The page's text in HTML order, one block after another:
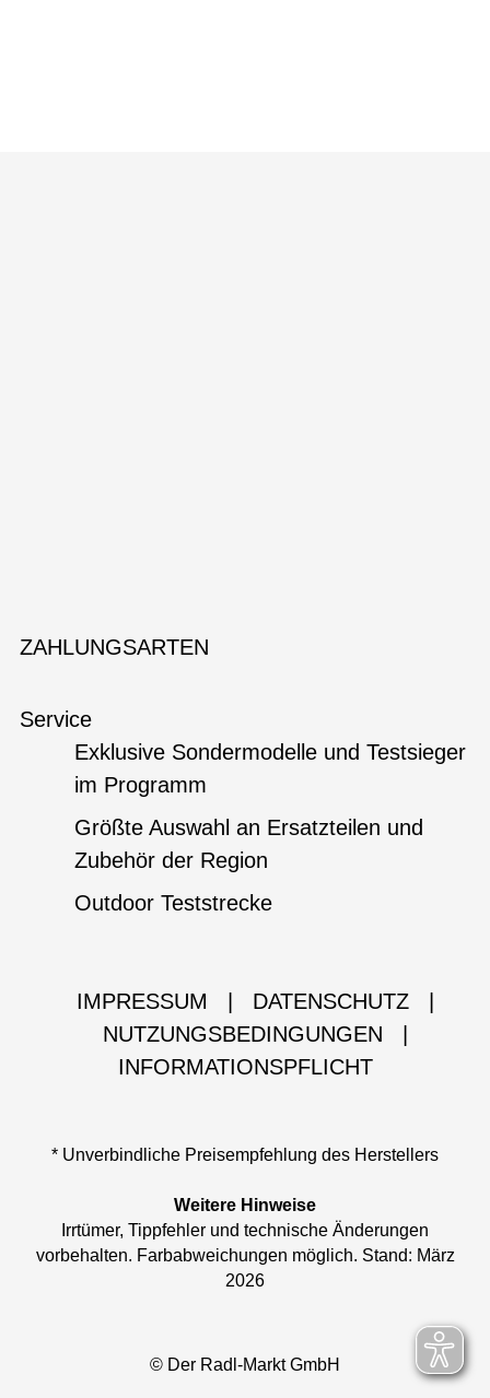
ZAHLUNGSARTEN
Service
Exklusive Sondermodelle und Testsieger
im Programm
Größte Auswahl an Ersatzteilen und
Zubehör der Region
Outdoor Teststrecke
IMPRESSUM DATENSCHUTZ
NUTZUNGSBEDINGUNGEN
INFORMATIONSPFLICHT
* Unverbindliche Preisempfehlung des Herstellers
Weitere Hinweise
Irrtümer, Tippfehler und technische Änderungen
vorbehalten. Farbabweichungen möglich. Stand: März
2026
© Der Radl-Markt GmbH